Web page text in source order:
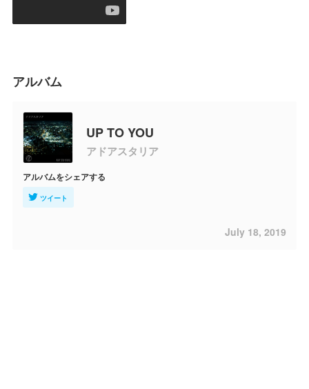
アルバム
UP TO YOU
アドアスタリア
アルバムをシェアする
ツイート
July 18, 2019